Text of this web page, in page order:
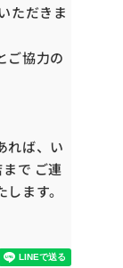
ただきま
ご協力の
れば、い
で ご連
ます。